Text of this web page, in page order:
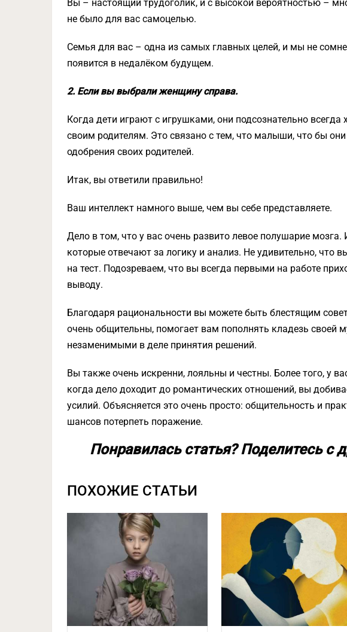
Вы – настоящий трудоголик, и с высокой вероятностью –
не было для вас самоцелью.
Семья для вас – одна из самых главных целей, и мы не
появится в недалёком будущем.
2. Если вы выбрали женщину справа.
Когда дети играют с игрушками, они подсознательно
своим родителям. Это связано с тем, что малыши, что бы
одобрения своих родителей.
Итак, вы ответили правильно!
Ваш интеллект намного выше, чем вы себе представляете.
Дело в том, что у вас очень развито левое полушарие
которые отвечают за логику и анализ. Не удивительно, что
на тест. Подозреваем, что вы всегда первыми на работе
выводу.
Благодаря рациональности вы можете быть блестящим
очень общительны, помогает вам пополнять кладезь своей
незаменимыми в деле принятия решений.
Вы также очень искренни, лояльны и честны. Более того, у
когда дело доходит до романтических отношений, вы
усилий. Объясняется это очень просто: общительность и
шансов потерпеть поражение.
Понравилась статья? Поделитесь с
ПОХОЖИЕ СТАТЬИ